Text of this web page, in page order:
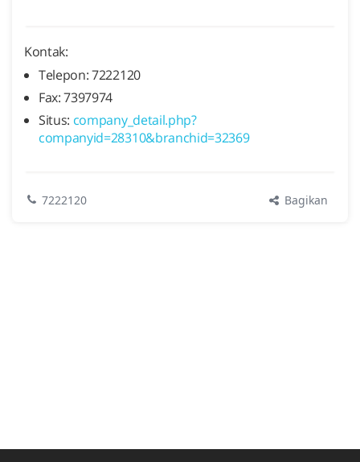
Kontak:
Telepon: 7222120
Fax: 7397974
Situs: company_detail.php?
companyid=28310&branchid=32369
7222120 Bagikan